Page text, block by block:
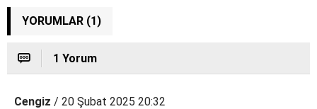
YORUMLAR (1)
1 Yorum
Cengiz / 20 Şubat 2025 20:32